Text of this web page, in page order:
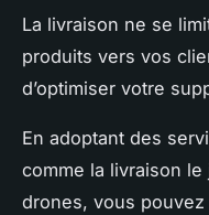
La livraison ne se
produits vers vos
d’optimiser votre
En adoptant des
comme la livraison
drones, vous